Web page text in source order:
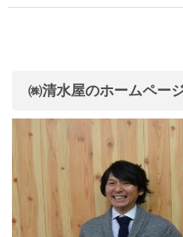
㈱清水屋のホームペー